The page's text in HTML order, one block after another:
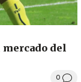
del
0